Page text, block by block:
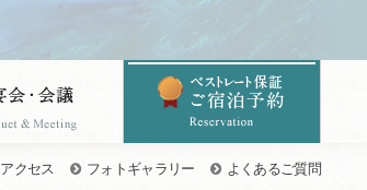
アクセス フォトギャラリー よくあるご質問